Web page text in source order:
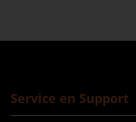
Service en Support